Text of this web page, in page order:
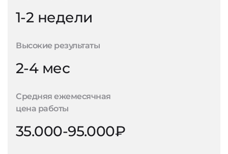
1-2 недели
Высокие результаты
2-4 мес
Средняя ежемесячная
цена работы
35.000-95.000₽